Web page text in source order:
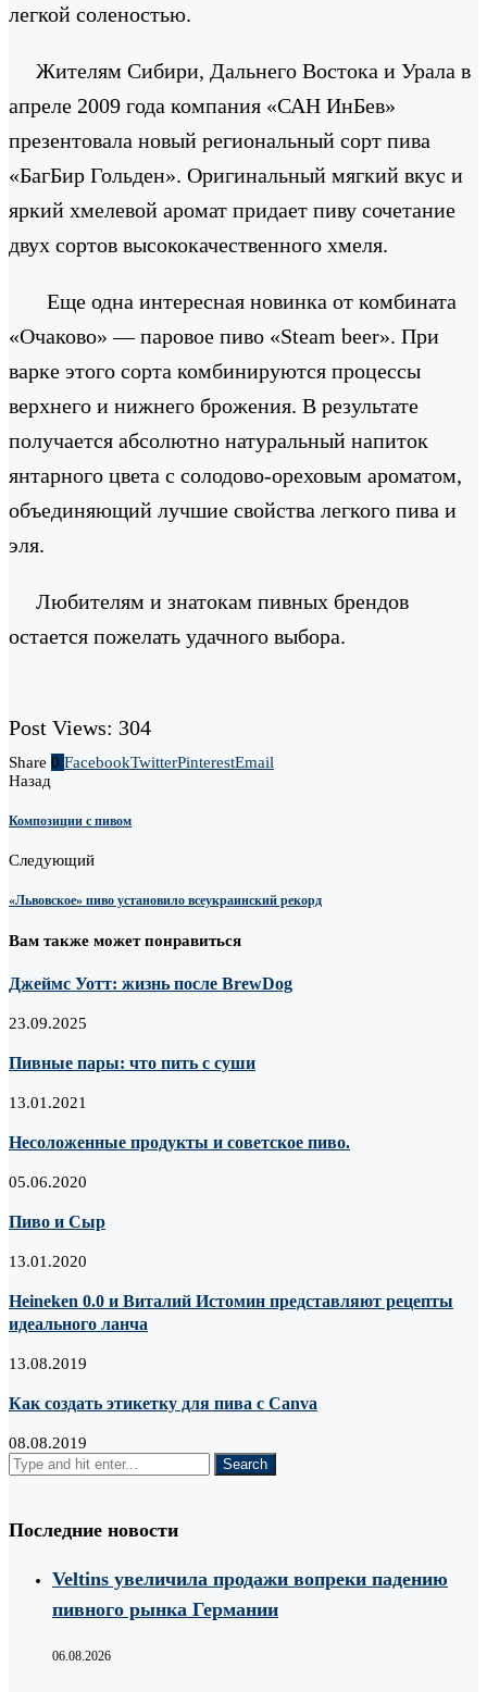
легкой соленостью.
Жителям Сибири, Дальнего Востока и Урала в
апреле 2009 года компания «САН ИнБев»
презентовала новый региональный сорт пива
«БагБир Гольден». Оригинальный мягкий вкус и
яркий хмелевой аромат придает пиву сочетание
двух сортов высококачественного хмеля.
Еще одна интересная новинка от комбината
«Очаково» — паровое пиво «Steam beer». При
варке этого сорта комбинируются процессы
верхнего и нижнего брожения. В результате
получается абсолютно натуральный напиток
янтарного цвета с солодово-ореховым ароматом,
объединяющий лучшие свойства легкого пива и
эля.
Любителям и знатокам пивных брендов
остается пожелать удачного выбора.
Post Views: 304
Share 0 FacebookTwitterPinterestEmail
Назад
Композиции с пивом
Следующий
«Львовское» пиво установило всеукраинский рекорд
Вам также может понравиться
Джеймс Уотт: жизнь после BrewDog
23.09.2025
Пивные пары: что пить с суши
13.01.2021
Несоложенные продукты и советское пиво.
05.06.2020
Пиво и Сыр
13.01.2020
Heineken 0.0 и Виталий Истомин представляют рецепты
идеального ланча
13.08.2019
Как создать этикетку для пива с Canva
08.08.2019
Последние новости
Veltins увеличила продажи вопреки падению
пивного рынка Германии
06.08.2026